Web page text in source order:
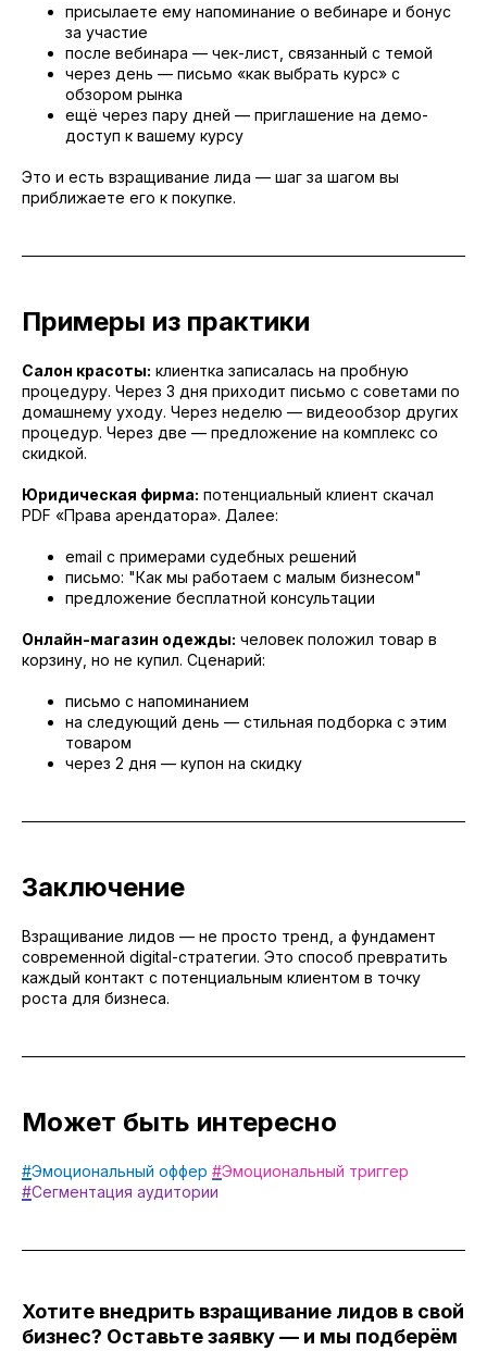
присылаете ему напоминание о вебинаре и бонус
за участие
после вебинара — чек-лист, связанный с темой
через день — письмо «как выбрать курс» с
обзором рынка
ещё через пару дней — приглашение на демо-
доступ к вашему курсу
Это и есть взращивание лида — шаг за шагом вы
приближаете его к покупке.
Примеры из практики
Салон красоты: клиентка записалась на пробную
процедуру. Через 3 дня приходит письмо с советами по
домашнему уходу. Через неделю — видеообзор других
процедур. Через две — предложение на комплекс со
скидкой.
Юридическая фирма: потенциальный клиент скачал
PDF «Права арендатора». Далее:
email с примерами судебных решений
письмо: "Как мы работаем с малым бизнесом"
предложение бесплатной консультации
Онлайн-магазин одежды: человек положил товар в
корзину, но не купил. Сценарий:
письмо с напоминанием
на следующий день — стильная подборка с этим
товаром
через 2 дня — купон на скидку
Заключение
Взращивание лидов — не просто тренд, а фундамент
современной digital-стратегии. Это способ превратить
каждый контакт с потенциальным клиентом в точку
роста для бизнеса.
Может быть интересно
#Эмоциональный оффер #Эмоциональный триггер
#Сегментация аудитории
Хотите внедрить взращивание лидов в свой
бизнес? Оставьте заявку — и мы подберём